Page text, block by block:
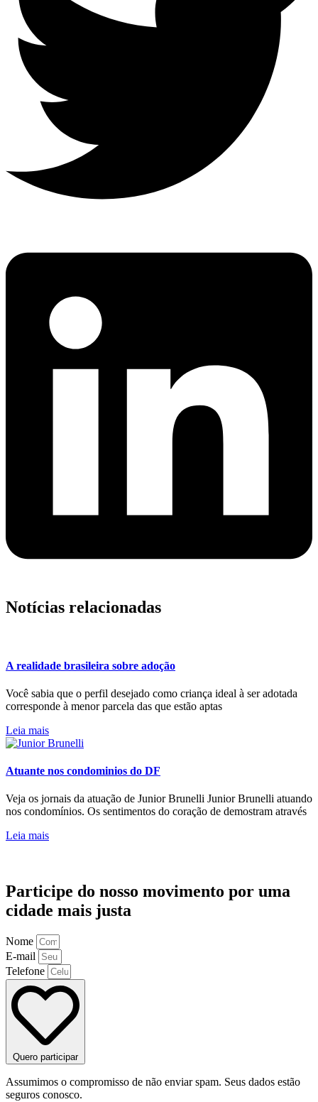
Notícias relacionadas
A realidade brasileira sobre adoção
Você sabia que o perfil desejado como criança ideal à ser adotada
corresponde à menor parcela das que estão aptas
Leia mais
Atuante nos condominios do DF
Veja os jornais da atuação de Junior Brunelli Junior Brunelli atuando
nos condomínios. Os sentimentos do coração de demostram através
Leia mais
Participe do nosso movimento por uma
cidade mais justa
Nome
E-mail
Telefone
Quero participar
Assumimos o compromisso de não enviar spam. Seus dados estão
seguros conosco.